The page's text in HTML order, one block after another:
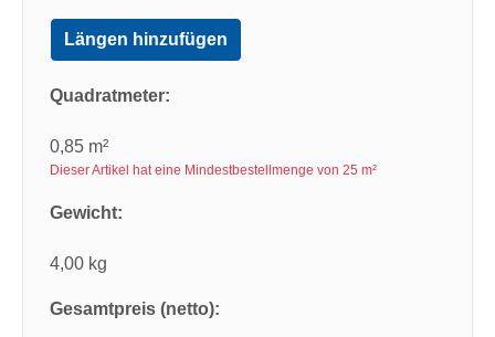
Längen hinzufügen
Quadratmeter:
0,85 m²
Dieser Artikel hat eine Mindestbestellmenge von 25 m²
Gewicht:
4,00 kg
Gesamtpreis (netto):